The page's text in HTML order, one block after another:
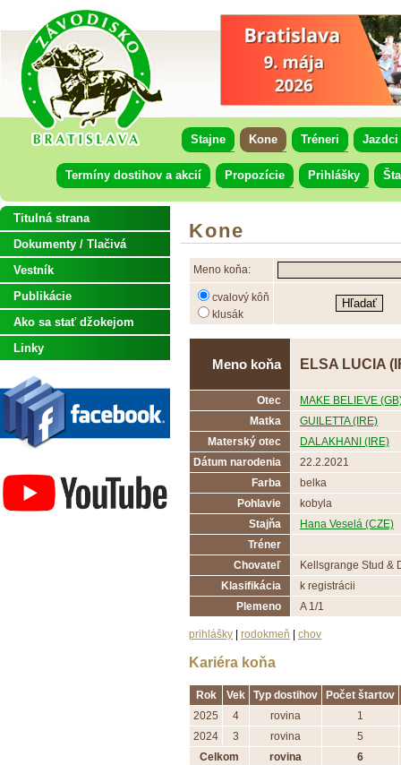
Stajne Kone Tréneri Jazdci
Termíny dostihov a akcií Propozície Prihlášky
Kone
Meno koňa:
cvalový kôň
klusák
Meno koňa ELSA LUCIA
Otec
MAKE BELIEVE
Matka
GUILETTA (IRE)
Materský otec
DALAKHANI (IRE)
Dátum narodenia
22.2.2021
Farba
belka
Pohlavie
kobyla
Stajňa
Hana Veselá (CZE)
Tréner
Chovateľ
Kellsgrange Stud &
Klasifikácia
k registrácii
Plemeno
A 1/1
prihlášky rodokmeň chov
Kariéra koňa
Rok Vek Typ dostihov
Počet štartov
2025
4 rovina
1
2024
3 rovina
5
Celkom
rovina 6
Titulná strana
Dokumenty / Tlačivá
Vestník
Publikácie
Ako sa stať džokejom
Linky